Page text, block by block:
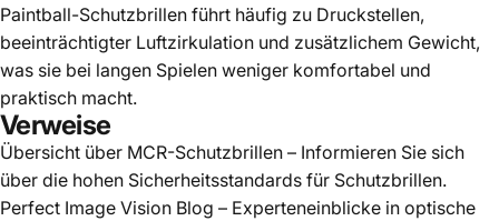
Paintball-Schutzbrillen führt häufig zu Druckstellen,
beeinträchtigter Luftzirkulation und zusätzlichem Gewicht,
was sie bei langen Spielen weniger komfortabel und
praktisch macht.
Verweise
Übersicht über MCR-Schutzbrillen – Informieren Sie sich
über die hohen Sicherheitsstandards für Schutzbrillen.
Perfect Image Vision Blog – Experteneinblicke in optische